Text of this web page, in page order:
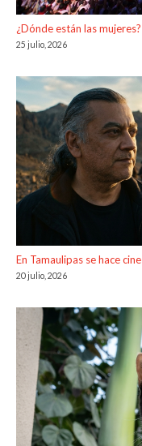
¿Dónde están las mujeres?
25 julio, 2026
En Tamaulipas se hace cine
20 julio, 2026